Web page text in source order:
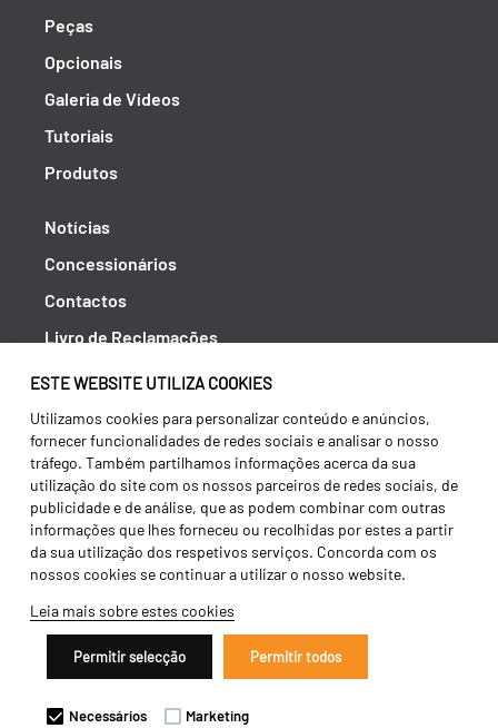
ESTE WEBSITE UTILIZA COOKIES
Utilizamos cookies para personalizar conteúdo e anúncios,
fornecer funcionalidades de redes sociais e analisar o nosso
tráfego. Também partilhamos informações acerca da sua
utilização do site com os nossos parceiros de redes sociais, de
publicidade e de análise, que as podem combinar com outras
informações que lhes forneceu ou recolhidas por estes a partir
da sua utilização dos respetivos serviços. Concorda com os
nossos cookies se continuar a utilizar o nosso website.
Leia mais sobre estes cookies
Permitir selecção Permitir todos
Necessários Marketing
Peças
Opcionais
Galeria de Vídeos
Tutoriais
Produtos
Notícias
Concessionários
Contactos
Livro de Reclamações
Política de Privacidade
Canal de Denúncias (RGPC)
Termos e condições